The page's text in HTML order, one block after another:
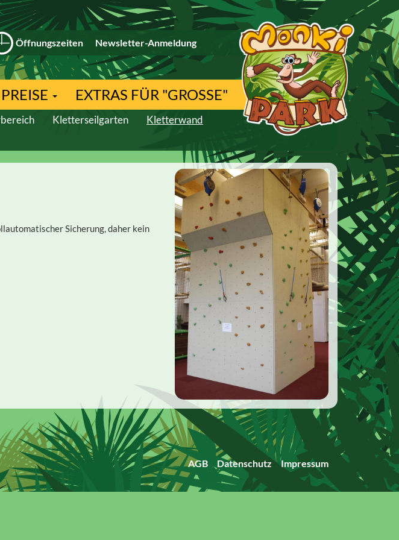
Öffnungszeiten Newsletter-Anmeldung
PREISE EXTRAS FÜR "GROSSE"
Kletterseilgarten
Kletterwand
Sicherung, daher kein
AGB Datenschutz Impressum